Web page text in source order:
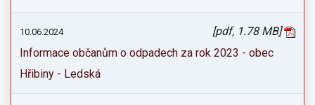
10.06.2024
[pdf, 1.78 MB]
Informace občanům o odpadech za rok 2023 - obec
Hřibiny - Ledská